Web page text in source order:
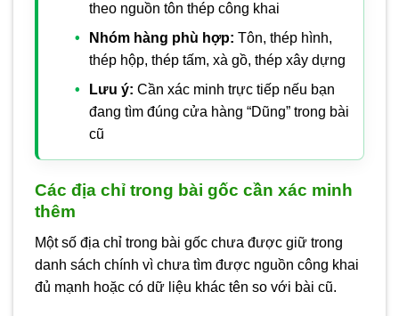
theo nguồn tôn thép công khai
Nhóm hàng phù hợp: Tôn, thép hình,
thép hộp, thép tấm, xà gồ, thép xây dựng
Lưu ý: Cần xác minh trực tiếp nếu bạn
đang tìm đúng cửa hàng “Dũng” trong bài
cũ
Các địa chỉ trong bài gốc cần xác minh
thêm
Một số địa chỉ trong bài gốc chưa được giữ trong
danh sách chính vì chưa tìm được nguồn công khai
đủ mạnh hoặc có dữ liệu khác tên so với bài cũ.